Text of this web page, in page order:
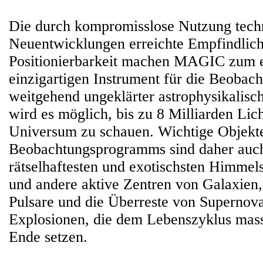
Die durch kompromisslose Nutzung
Neuentwicklungen erreichte
Positionierbarkeit machen MAGIC zum
einzigartigen Instrument für die
weitgehend ungeklärter
wird es möglich, bis zu 8 Milliarden
Universum zu schauen. Wichtige
Beobachtungsprogramms sind daher
rätselhaftesten und exotischsten
und andere aktive Zentren von
Pulsare und die Überreste von
Explosionen, die dem Lebenszyklus
Ende setzen.